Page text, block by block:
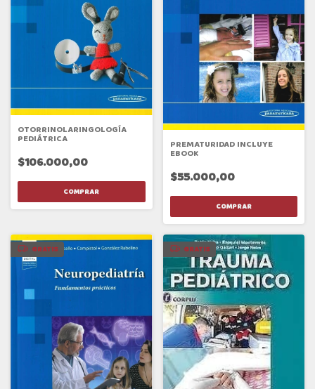
OTORRINOLARINGOLOGÍA
PEDIÁTRICA
$106.000,00
PREMATURIDAD INCLUYE
EBOOK
$55.000,00
GRATIS GRATIS